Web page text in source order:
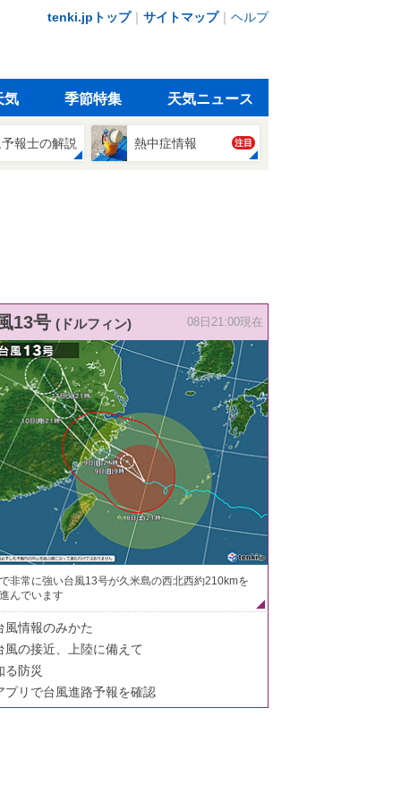
tenki.jpトップ｜ サイトマップ｜ ヘルプ
気 季節特集 天気ニュース
報士の解説 熱中症情報 注目
13号 (ドルフィン) 08日21:00現在
非常に強い台風13号が久米島の西北西約210kmを
んでいます
風情報のみかた
風の接近、上陸に備えて
る防災
プリで台風進路予報を確認